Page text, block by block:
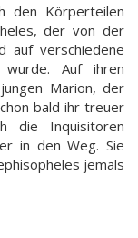
den Körperteilen
der von der
auf verschiedene
Auf ihren
Marion, der
bald ihr treuer
die Inquisitoren
in den Weg. Sie
jemals